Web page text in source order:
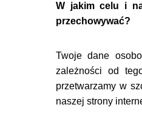
W jakim celu i
przechowywać?
Twoje dane
zależności od
przetwarzamy w
naszej strony